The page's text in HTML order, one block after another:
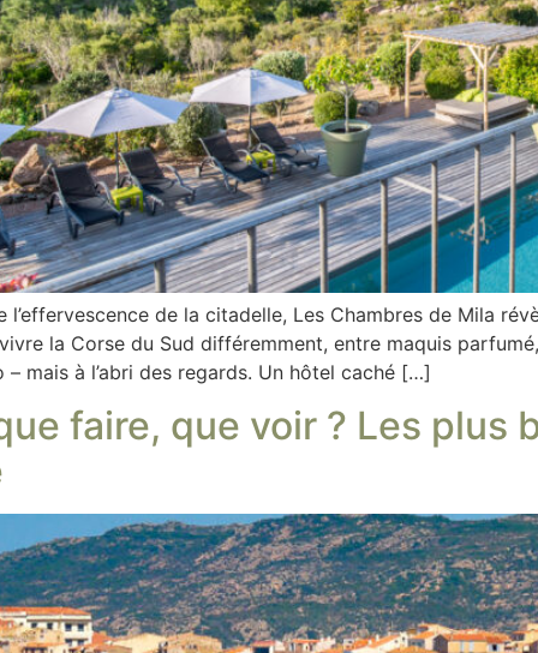
l’effervescence de la citadelle, Les Chambres de Mila
la Corse du Sud différemment, entre maquis
mais à l’abri des regards. Un hôtel caché […]
faire, que voir ? Les plus